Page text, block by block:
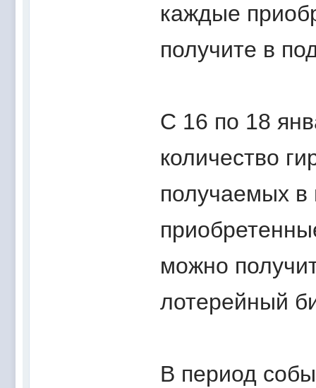
каждые
получите в
С 16 по 18
количество
получаемых в
можно
лотерейный
В период